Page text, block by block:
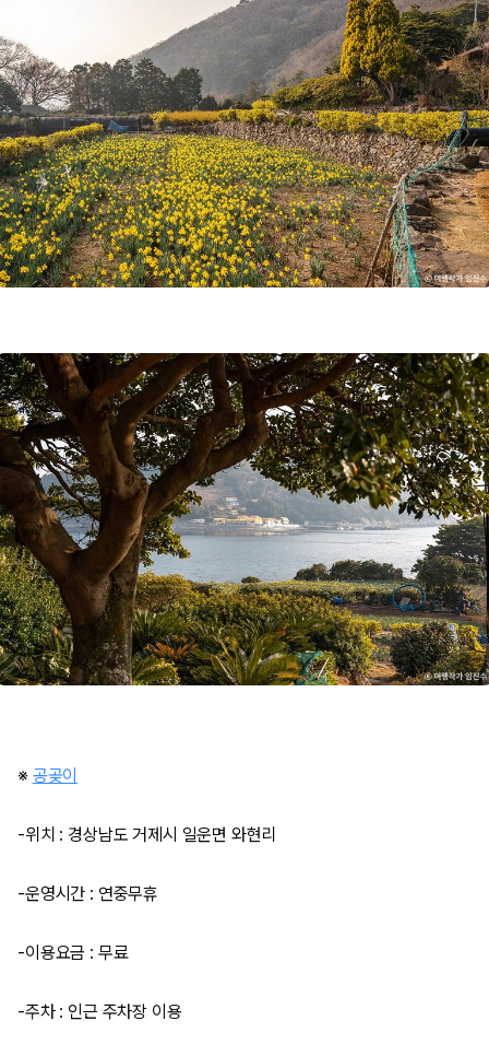
※ 공곶이
-위치 : 경상남도 거제시 일운면 와현리
-운영시간 : 연중무휴
-이용요금 : 무료
-주차 : 인근 주차장 이용